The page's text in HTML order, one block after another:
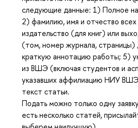
следующие данные: 1) Полное
2) фамилию, имя и отчество
издательство (для книг) или
(том, номер журнала, страницы)
краткую аннотацию работы; 5)
из ВШЭ (включая студентов и
указавших аффилиацию НИУ
текст статьи.
Подать можно только одну
есть несколько статей,